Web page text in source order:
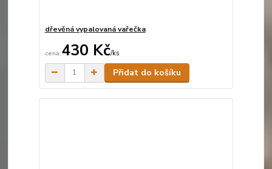
dřevěná vypalovaná vařečka
430 Kč/ks
Přidat do košíku